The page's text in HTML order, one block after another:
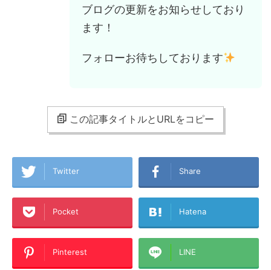
ブログの更新をお知らせしており
ます！
フォローお待ちしております
この記事タイトルとURLをコピー
Twitter Share
Pocket Hatena
Pinterest LINE